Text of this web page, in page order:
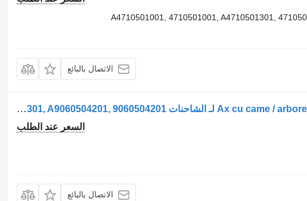
A4710501001, 4710501001, A4710501301,
الاتصال بالبائع
عمود الكامات Ax cu came / arbore cu came pentru لـ الشاحنات Mercedes-Benz – Coduri: A9060501401, 9060501401, A9060521301, 9060521301, A9060504201, 9060504201
السعر عند الطلب
الاتصال بالبائع